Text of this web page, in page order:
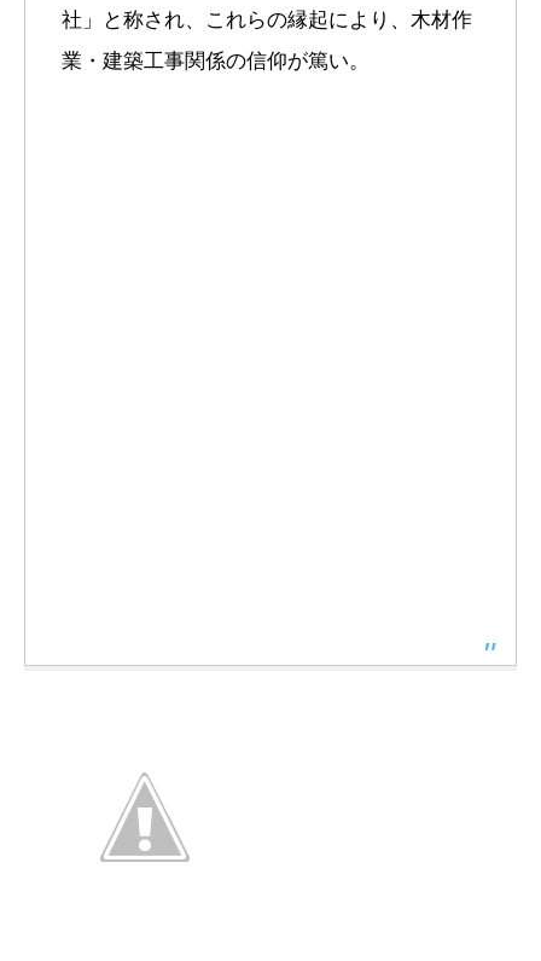
社」と称され、これらの縁起により、木材作
業・建築工事関係の信仰が篤い。